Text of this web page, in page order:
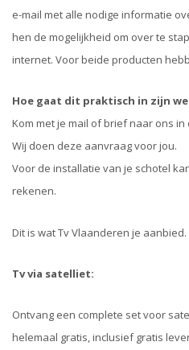
e-mail met alle nodige informatie
hen de mogelijkheid om over te
internet. Voor beide producten
Hoe gaat dit praktisch in zijn
Kom met je mail of brief naar ons in
Wij doen deze aanvraag voor jou.
Voor de installatie van je schotel
rekenen.
Dit is wat Tv Vlaanderen je aanbied.
Tv via satelliet:
Ontvang een complete set voor
helemaal gratis, inclusief gratis